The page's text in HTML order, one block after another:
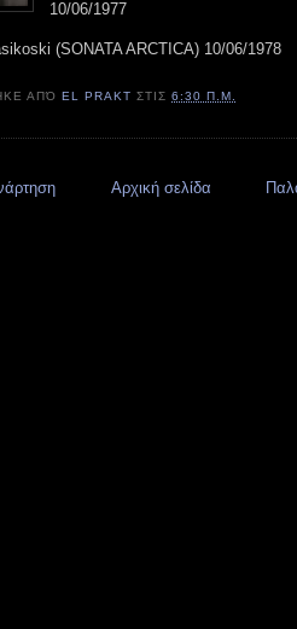
10/06/1977
(SONATA ARCTICA) 10/06/1978
ΑΠΌEL PRAKT ΣΤΙΣ6:30 Π.Μ.
Αρχική σελίδα